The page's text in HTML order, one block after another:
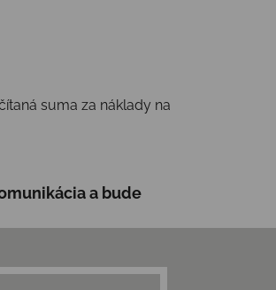
suma za náklady na
a bude